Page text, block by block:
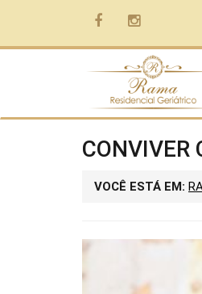
CONVIVER
VOCÊ ESTÁ EM: